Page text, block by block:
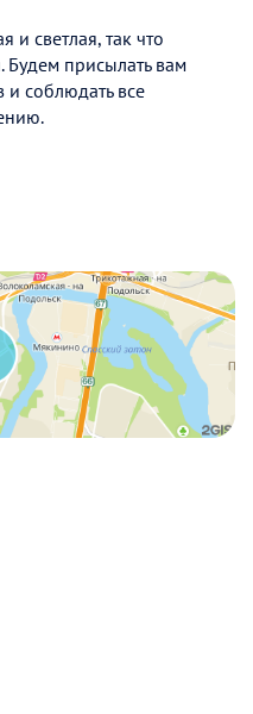
и светлая, так что
Будем присылать вам
соблюдать все